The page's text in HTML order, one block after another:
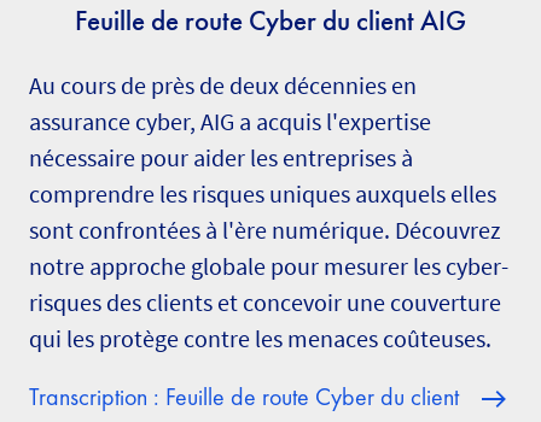
Feuille de route Cyber du client AIG
Au cours de près de deux décennies en
assurance cyber, AIG a acquis l'expertise
nécessaire pour aider les entreprises à
comprendre les risques uniques auxquels elles
sont confrontées à l'ère numérique. Découvrez
notre approche globale pour mesurer les cyber-
risques des clients et concevoir une couverture
qui les protège contre les menaces coûteuses.
Transcription : Feuille de route Cyber du client